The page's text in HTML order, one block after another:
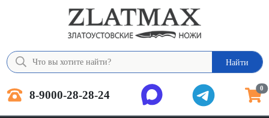
Найти
8-9000-28-28-24 0